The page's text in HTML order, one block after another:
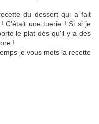
du dessert qui a fait
C'était une tuerie ! Si si je
le plat dès qu'il y a des
!
je vous mets la recette